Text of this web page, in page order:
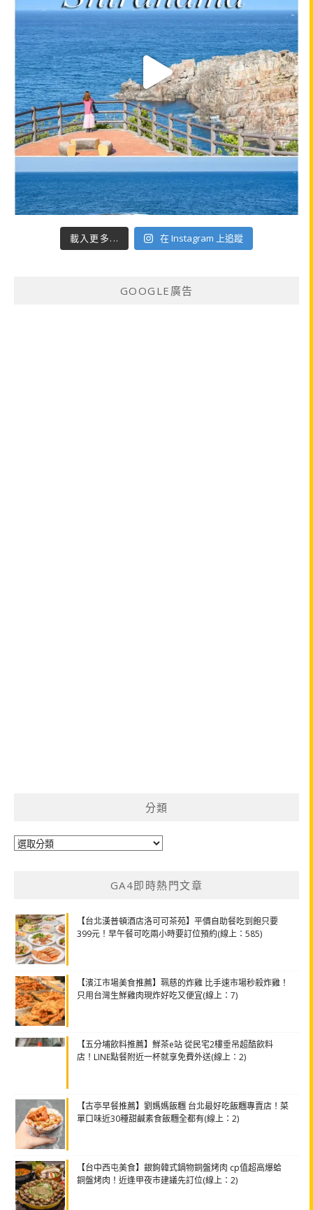
載入更多... 在 Instagram 上追蹤
GOOGLE廣告
分類
分
GA4即時熱門文章
【台北漢普頓酒店洛可可茶苑】平價自助餐吃到飽只要
399元！早午餐可吃兩小時要訂位預約(線上：585)
【濱江市場美食推薦】珮慈的炸雞 比手速市場秒殺炸雞！
只用台灣生鮮雞肉現炸好吃又便宜(線上：7)
【五分埔飲料推薦】鮮茶e站 從民宅2樓垂吊超酷飲料
店！LINE點餐附近一杯就享免費外送(線上：2)
【古亭早餐推薦】劉媽媽飯糰 台北最好吃飯糰專賣店！菜
單口味近30種甜鹹素食飯糰全都有(線上：2)
【台中西屯美食】銀鉤韓式鍋物銅盤烤肉 cp值超高爆蛤
銅盤烤肉！近逢甲夜市建議先訂位(線上：2)